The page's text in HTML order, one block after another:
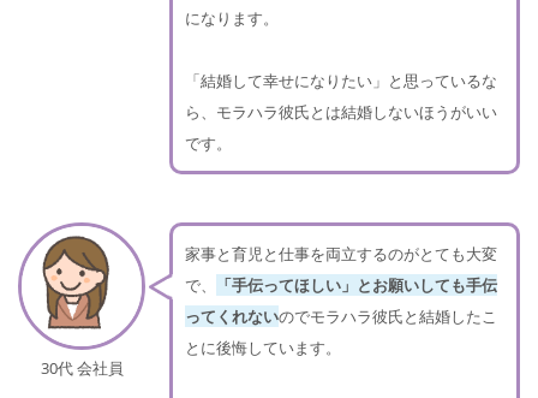
になります。
「結婚して幸せになりたい」と思っているな
ら、モラハラ彼氏とは結婚しないほうがいい
です。
30代 会社員
家事と育児と仕事を両立するのがとても大変
で、
「手伝ってほしい」とお願いしても手伝
ってくれないのでモラハラ彼氏と結婚したこ
とに後悔しています。